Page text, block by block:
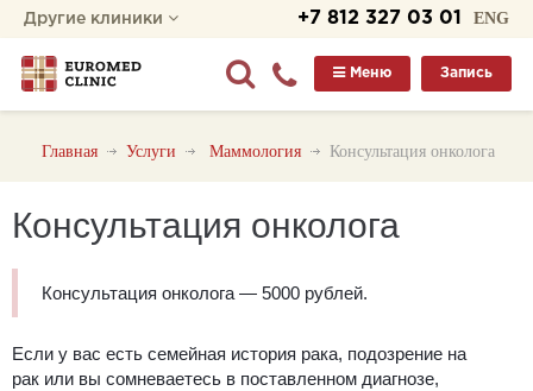
ENG
+7 812 327 03 01
Другие клиники
Запись
Меню
Главная Услуги Маммология Консультация онколога
Консультация онколога
Консультация онколога — 5000 рублей.
Если у вас есть семейная история рака, подозрение на
рак или вы сомневаетесь в поставленном диагнозе,